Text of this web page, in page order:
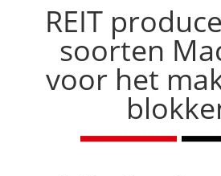
REIT
soorten
voor het